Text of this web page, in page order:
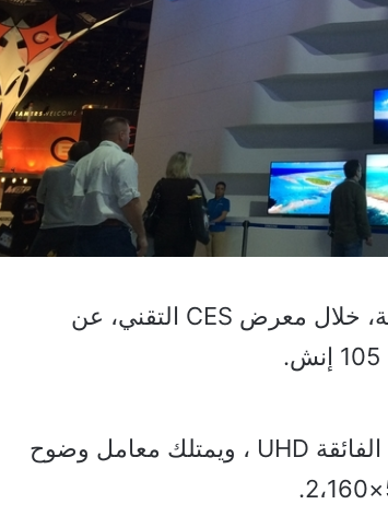
كشفت شركة سامسونج الكورية الجنوبية، خلال معرض CES التقني، عن
ويتميز التلفزيون بأنه يعمل بدقة الوضوح الفائقة UHD ، ويمتلك معامل وضوح